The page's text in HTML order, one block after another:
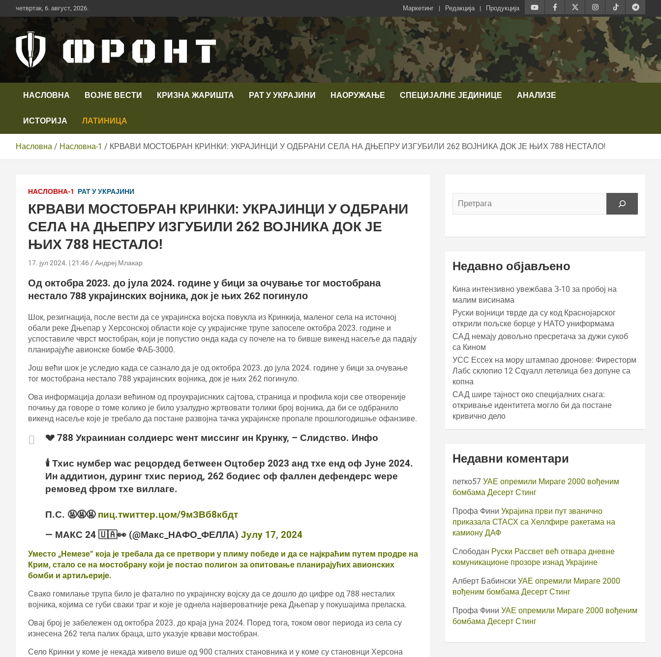
Скип
то
четвртак, 6. август, 2026. Маркетинг Редакција Продукција
Телевизија ФРОНТ
НАСЛОВНА ВОЈНЕ ВЕСТИ КРИЗНА ЖАРИШТА РАТ У УКРАЈИНИ НАОРУЖАЊЕ СПЕЦИЈАЛНЕ ЈЕДИНИЦЕ АНАЛИЗЕ
ИСТОРИЈА ЛАТИНИЦА
Насловна Насловна-1 КРВАВИ МОСТОБРАН КРИНКИ: УКРАЈИНЦИ У ОДБРАНИ СЕЛА НА ДЊЕПРУ ИЗГУБИЛИ 262 ВОЈНИКА ДОК ЈЕ ЊИХ 788 НЕСТАЛО!
НАСЛОВНА-1 РАТ У УКРАЈИНИ
КРВАВИ МОСТОБРАН КРИНКИ: УКРАЈИНЦИ У ОДБРАНИ
СЕЛА НА ДЊЕПРУ ИЗГУБИЛИ 262 ВОЈНИКА ДОК ЈЕ
ЊИХ 788 НЕСТАЛО!
17. јул 2024. | 21:46 Андреј Млакар
Од октобра 2023. до јула 2024. године у бици за очување тог мостобрана
нестало 788 украјинских војника, док је њих 262 погинуло
Шок, резигнација, после вести да се украјинска војска повукла из Кринкија, маленог села на источној
обали реке Дњепар у Херсонској области које су украјиснке трупе запоселе октобра 2023. године и
успоставиле чврст мостобран, који је попустио онда када су почеле на то бивше викенд насеље да падају
планирајуће авионске бомбе ФАБ-3000.
Још већи шок је уследио када се сазнало да је од октобра 2023. до јула 2024. године у бици за очување
тог мостобрана нестало 788 украјинских војника, док је њих 262 погинуло.
Ова информација долази већином од проукрајиснких сајтова, страница и профила који све отвореније
почињу да говоре о томе колико је било узалудно жртвовати толики број војника, да би се одбранило
викенд насеље које је требало да постане развојна тачка украјинске пропале прошлогодишње офанзиве.
💔 788 Украиниан солдиерс wент миссинг ин Крyнкy, – Слидство. Инфо
🕯️ Тхис нумбер wас рецордед бетwеен Оцтобер 2023 анд тхе енд оф Јуне 2024.
Ин аддитион, дуринг тхис период, 262 бодиес оф фаллен дефендерс wере
ремовед фром тхе виллаге.
П.С. 🤬🤬🤬 пиц.тwиттер.цом/9мЗВб8кбдт
— МАКС 24 🇺🇦👀 (@Макс_НАФО_ФЕЛЛА) Јулy 17, 2024
Уместо „Немезе“ која је требала да се претвори у плиму победе и да се најкраћим путем продре на
Крим, стало се на мостобрану који је постао полигон за опитовање планирајућих авионских
бомби и артиљерије.
Свако гомилање трупа било је фатално по украјинску војску да се дошло до цифре од 788 несталих
војника, којима се губи сваки траг и које је однела највероватније река Дњепар у покушајима преласка.
Овај број је забележен од октобра 2023. до краја јуна 2024. Поред тога, током овог периода из села су
изнесена 262 тела палих браца, што указује крвави мостобран.
Село Кринки у коме је некада живело више од 900 сталних становника и у коме су становнци Херсона
Недавно објављено
Кина интензивно увежбава З-10 за пробој на
малим висинама
Руски војници тврде да су код Краснојарског
открили пољске борце у НАТО униформама
САД немају довољно пресретача за дужи сукоб
са Кином
УСС Ессеx на мору штампао дронове: Фиресторм
Лабс склопио 12 Сqуалл летелица без допуне са
копна
САД шире тајност око специјалних снага:
откривање идентитета могло би да постане
кривично дело
Недавни коментари
петко57 УАЕ опремили Мираге 2000 вођеним
бомбама Десерт Стинг
Профа Фини Украјина први пут званично
приказала СТАСХ са Хеллфире ракетама на
камиону ДАФ
Слободан Руски Рассвет већ отвара дневне
комуникационе прозоре изнад Украјине
Алберт Бабински УАЕ опремили Мираге 2000
вођеним бомбама Десерт Стинг
Профа Фини УАЕ опремили Мираге 2000 вођеним
бомбама Десерт Стинг